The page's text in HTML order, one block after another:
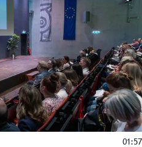
als Pflegeassistenz in der
werden.
01:57